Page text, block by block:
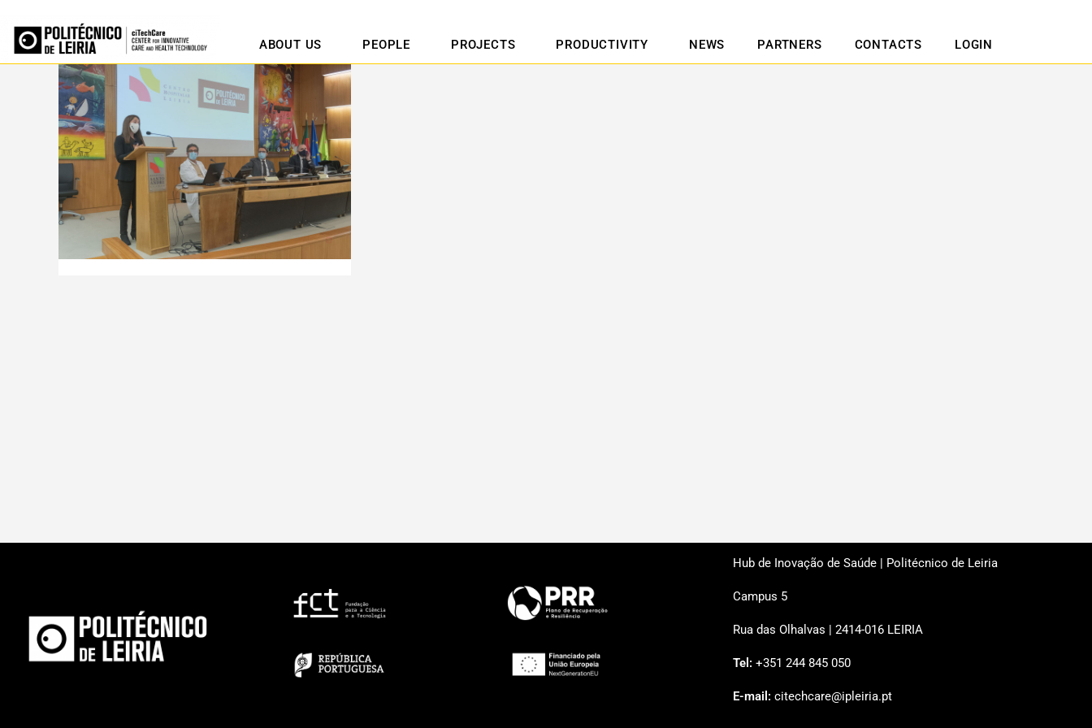
ABOUT US PEOPLE PROJECTS PRODUCTIVITY NEWS PARTNERS CONTACTS LOGIN
Hub de Inovação de Saúde | Politécnico de Leiria
Campus 5
Rua das Olhalvas | 2414-016 LEIRIA
Tel: +351 244 845 050
E-mail: citechcare@ipleiria.pt